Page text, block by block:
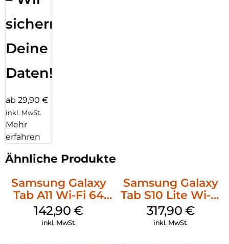
sichern
Deine
Daten!
ab 29,90 €
inkl. MwSt.
Mehr
erfahren
Ähnliche Produkte
Samsung Galaxy
Tab A11 Wi-Fi 64
GB Gray
142,90€
inkl. MwSt.
Samsung Galaxy
Tab S10 Lite Wi-Fi
128 GB Gray
317,90 €
inkl. MwSt.